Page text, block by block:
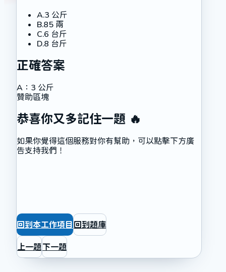
A.3 公斤
B.85 兩
C.6 台斤
D.8 台斤
正確答案
A ： 3 公斤
贊助區塊
恭喜你又多記住一題 🔥
如果你覺得這個服務對你有幫助，可以點擊下方廣
告支持我們！
回到本工作項目 回到題庫
上一題下一題